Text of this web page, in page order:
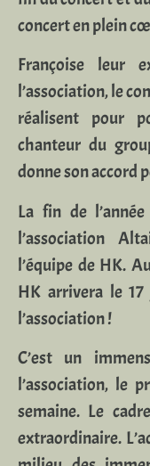
concert en plein
Françoise leur
l’association, le
réalisent pour
chanteur du
donne son accord
La fin de
l’association
l’équipe de HK.
HK arrivera le
l’association !
C’est un
l’association, le
semaine. Le
extraordinaire.